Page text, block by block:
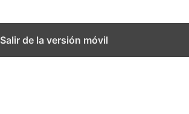
Salir de la versión móvil